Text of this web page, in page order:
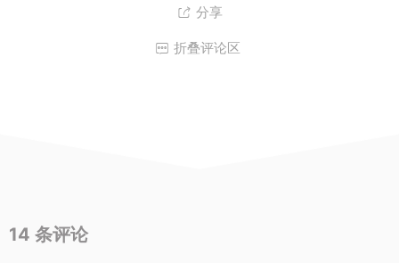
 分享
 折叠评论区
14 条评论